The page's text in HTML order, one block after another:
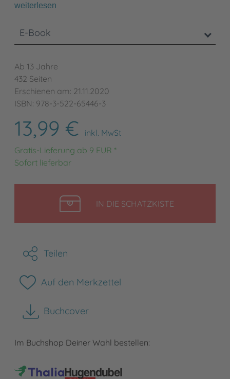
weiterlesen
E-Book
Ab 13 Jahre
432 Seiten
Erschienen am: 21.11.2020
ISBN: 978-3-522-65446-3
13,99 €
inkl. MwSt
Gratis-Lieferung ab 9 EUR *
Sofort lieferbar
IN DIE SCHATZKISTELEGEN
Teilen
Auf den Merkzettel
Buchcover
herunterladen
Im Buchshop Deiner Wahl bestellen: